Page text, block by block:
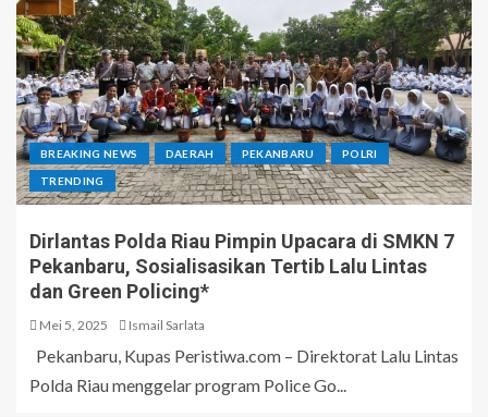
BREAKING NEWS DAERAH PEKANBARU POLRI
TRENDING
Dirlantas Polda Riau Pimpin Upacara di SMKN 7
Pekanbaru, Sosialisasikan Tertib Lalu Lintas
dan Green Policing*
Mei 5, 2025 Ismail Sarlata
Pekanbaru, Kupas Peristiwa.com – Direktorat Lalu Lintas
Polda Riau menggelar program Police Go...